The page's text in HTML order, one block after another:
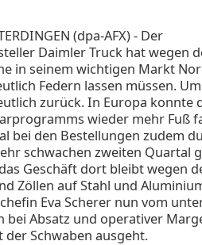
(dpa-AFX) - Der
Daimler Truck hat wegen
in seinem wichtigen Markt
Federn lassen müssen.
zurück. In Europa konnte
wieder mehr Fuß
bei den Bestellungen zudem
schwachen zweiten Quartal
Geschäft dort bleibt wegen
Zöllen auf Stahl und
Eva Scherer nun vom
bei Absatz und operativer
Schwaben ausgeht.